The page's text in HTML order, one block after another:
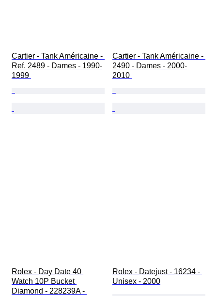
Cartier - Tank Américaine -
Ref. 2489 - Dames - 1990-
1999
Cartier - Tank Américaine -
2490 - Dames - 2000-
2010
Rolex - Day Date 40
Watch 10P Bucket
Diamond - 228239A -
Rolex - Datejust - 16234 -
Unisex - 2000